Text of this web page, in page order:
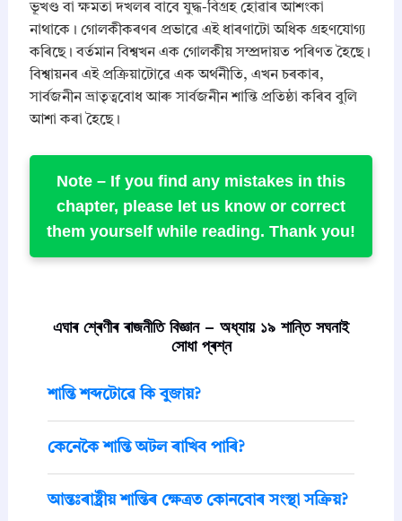
ভূখণ্ড বা ক্ষমতা দখলৰ বাবে যুদ্ধ-বিগ্ৰহ হোৱাৰ আশংকা
নাথাকে। গোলকীকৰণৰ প্ৰভাৱে এই ধাৰণাটো অধিক গ্ৰহণযোগ্য
কৰিছে। বৰ্তমান বিশ্বখন এক গোলকীয় সম্প্ৰদায়ত পৰিণত হৈছে।
বিশ্বায়নৰ এই প্ৰক্ৰিয়াটোৱে এক অৰ্থনীতি, এখন চৰকাৰ,
সাৰ্বজনীন ভ্ৰাতৃত্ববোধ আৰু সাৰ্বজনীন শান্তি প্ৰতিষ্ঠা কৰিব বুলি
আশা কৰা হৈছে।
Note – If you find any mistakes in this
chapter, please let us know or correct
them yourself while reading. Thank you!
এঘাৰ শ্ৰেণীৰ ৰাজনীতি বিজ্ঞান – অধ্যায় ১৯ শান্তি সঘনাই
সোধা প্ৰশ্ন
শান্তি শব্দটোৱে কি বুজায়?
কেনেকৈ শান্তি অটল ৰাখিব পাৰি?
আন্তঃৰাষ্ট্ৰীয় শান্তিৰ ক্ষেত্ৰত কোনবোৰ সংস্থা সক্ৰিয়?